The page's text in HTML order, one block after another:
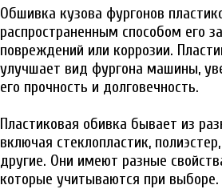
Обшивка кузова фургонов
распространенным способом его
повреждений или коррозии.
улучшает вид фургона машины,
его прочность и долговечность.
Пластиковая обивка бывает из
включая стеклопластик,
другие. Они имеют разные
которые учитываются при выборе.